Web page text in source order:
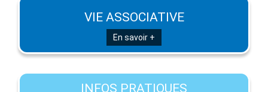
VIE ASSOCIATIVE
En savoir +
INFOS PRATIQUES